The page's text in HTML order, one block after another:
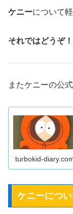
ケニーについて
それではどうぞ！
またケニーの公
turbokid-
ケニーにつ